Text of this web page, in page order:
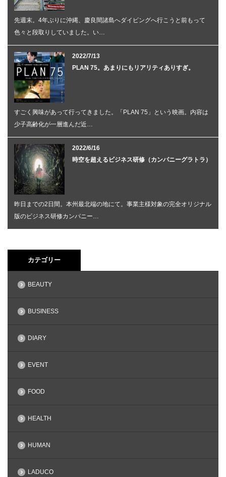
先週末。4年ぶりに沖縄、慶良間諸島へダイビングへ行こうと前もって
色々と段取りしていました。い…
2022/7/13
PLAN 75。あまりにもリアリティありすぎ。
すごく興味があって行ってきました。「PLAN 75」という映画。内容は
少子高齢化が一層進んだ近…
2022/6/16
時空を超えるビジネス研修（カンパニーグラトラ）
昨日までの2日間。本州最北端の地にて。事業主様対象の完全オリジナル
版のビジネス研修カンパニー…
カテゴリー
BEAUTY
BUSINESS
DIARY
EVENT
FOOD
HEALTH
HUMAN
LADUCO